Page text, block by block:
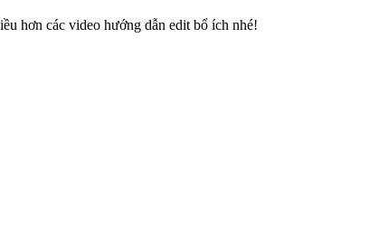
hơn các video hướng dẫn edit bổ ích nhé!